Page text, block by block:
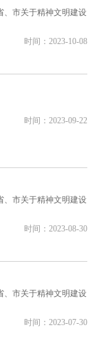
市关于精神文明建设
时间：2023-10-08
时间：2023-09-22
市关于精神文明建设
时间：2023-08-30
市关于精神文明建设
时间：2023-07-30